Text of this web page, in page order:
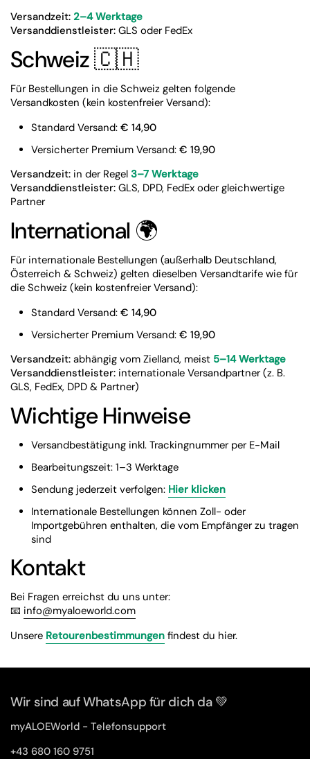
Versandzeit: 2–4 Werktage
Versanddienstleister: GLS oder FedEx
Schweiz 🇨🇭
Für Bestellungen in die Schweiz gelten folgende
Versandkosten (kein kostenfreier Versand):
Standard Versand: € 14,90
Versicherter Premium Versand: € 19,90
Versandzeit: in der Regel 3–7 Werktage
Versanddienstleister: GLS, DPD, FedEx oder gleichwertige
Partner
International 🌍
Für internationale Bestellungen (außerhalb Deutschland,
Österreich & Schweiz) gelten dieselben Versandtarife wie für
die Schweiz (kein kostenfreier Versand):
Standard Versand: € 14,90
Versicherter Premium Versand: € 19,90
Versandzeit: abhängig vom Zielland, meist 5–14 Werktage
Versanddienstleister: internationale Versandpartner (z. B.
GLS, FedEx, DPD & Partner)
Wichtige Hinweise
Versandbestätigung inkl. Trackingnummer per E-Mail
Bearbeitungszeit: 1–3 Werktage
Sendung jederzeit verfolgen: Hier klicken
Internationale Bestellungen können Zoll- oder
Importgebühren enthalten, die vom Empfänger zu tragen
sind
Kontakt
Bei Fragen erreichst du uns unter:
📧 info@myaloeworld.com
Unsere Retourenbestimmungen findest du hier.
Wir sind auf WhatsApp für dich da 💚
myALOEWorld - Telefonsupport
+43 680 160 9751